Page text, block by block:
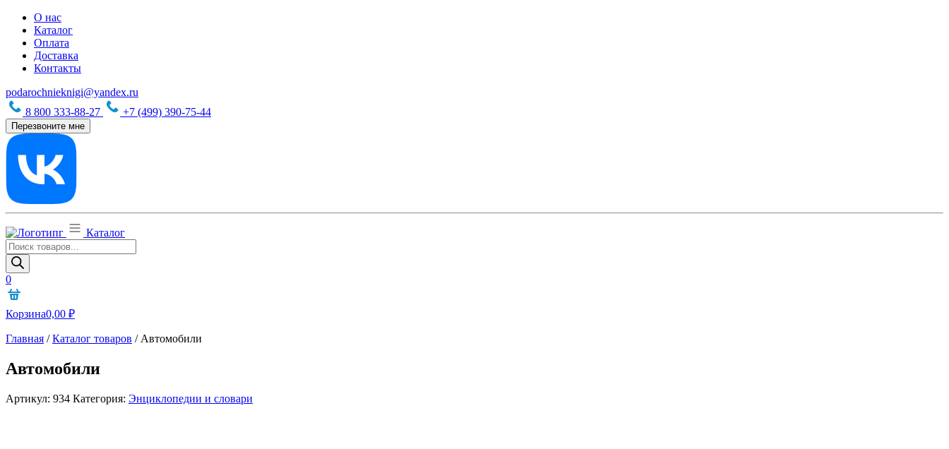
О нас
Каталог
Оплата
Доставка
Контакты
podarochnieknigi@yandex.ru
8 800 333-88-27
+7 (499) 390-75-44
Перезвоните мне
Каталог
Поиск
товаров
0
Корзина0,00 ₽
Главная /Каталог товаров / Автомобили
Автомобили
Артикул: 934 Категория: Энциклопедии и словари